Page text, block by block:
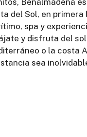
del Sol, en
spa y
y disfruta del
o la costa
sea